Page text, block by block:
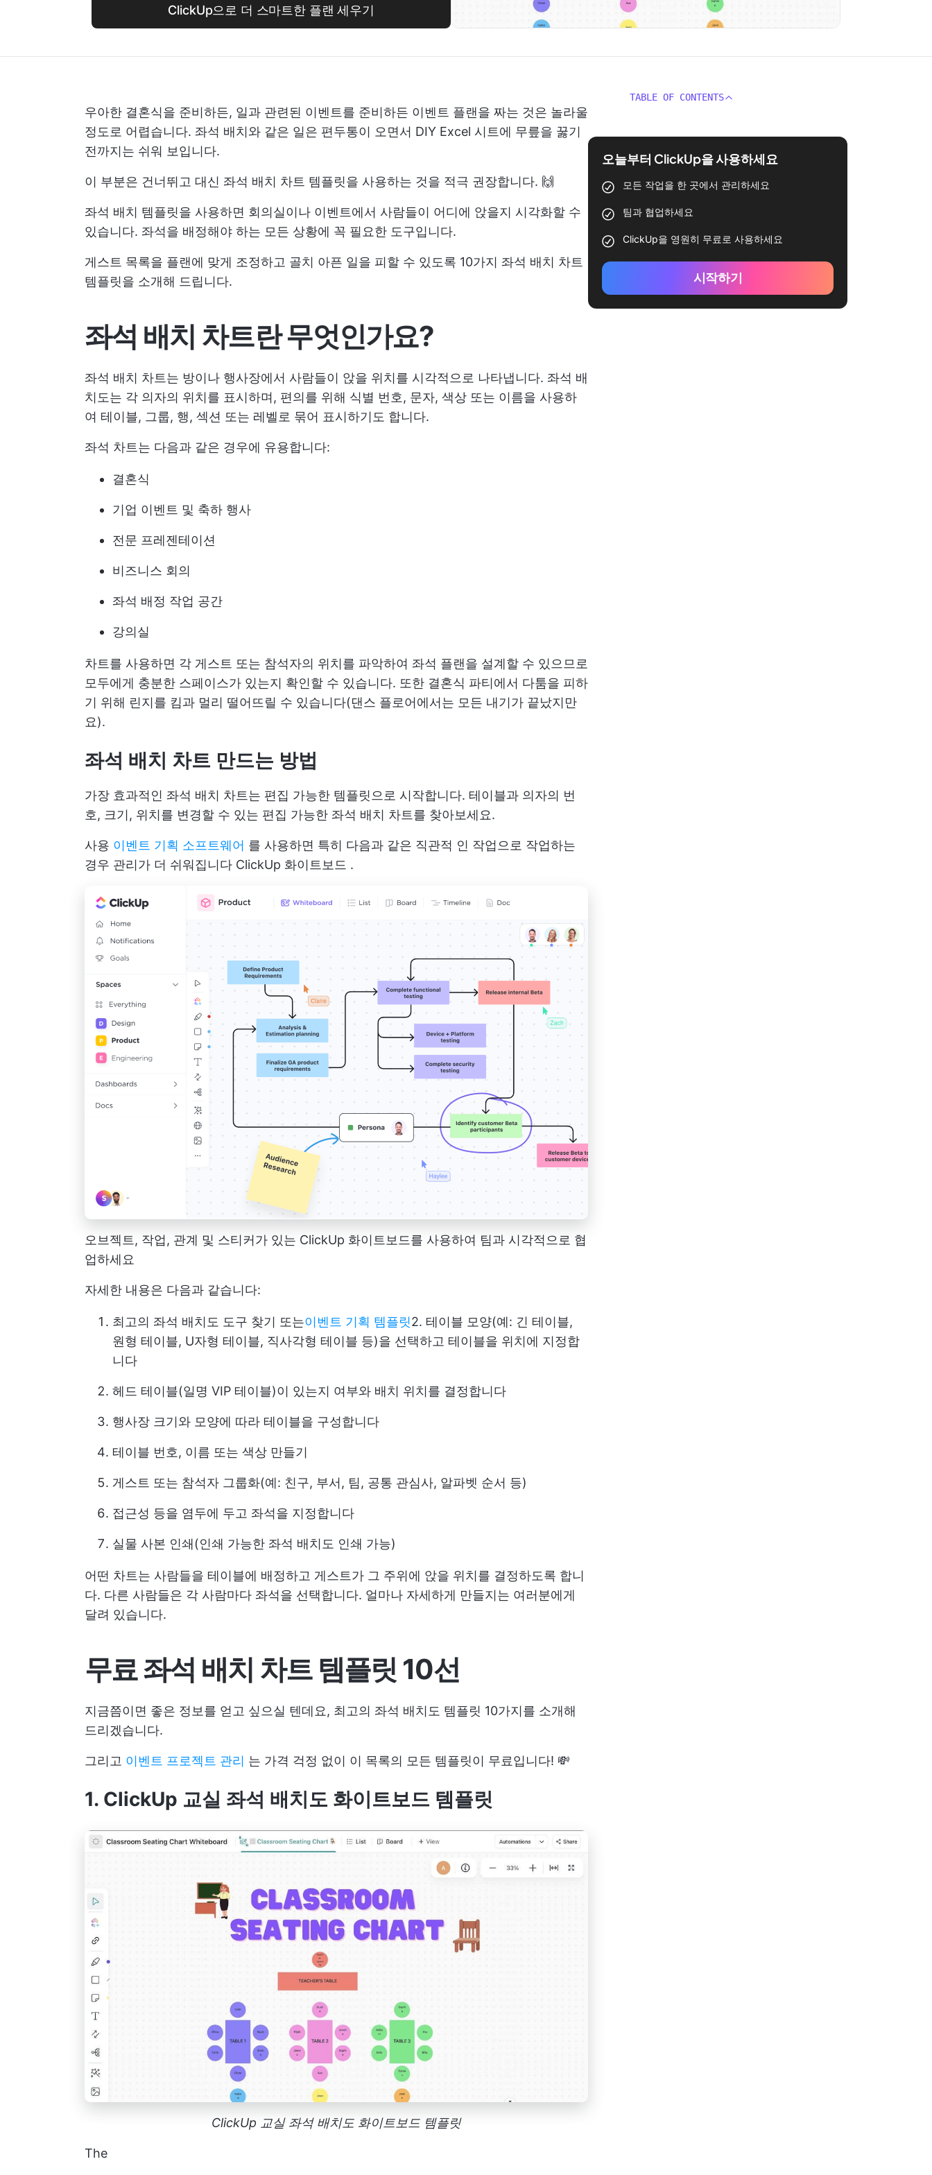
ClickUp으로 더 스마트한 플랜 세우기
우아한 결혼식을 준비하든, 일과 관련된 이벤트를 준비하든 이벤트 플랜을 짜는 것은 놀라울
정도로 어렵습니다. 좌석 배치와 같은 일은 편두통이 오면서 DIY Excel 시트에 무릎을 꿇기
전까지는 쉬워 보입니다.
이 부분은 건너뛰고 대신 좌석 배치 차트 템플릿을 사용하는 것을 적극 권장합니다. 🙌
좌석 배치 템플릿을 사용하면 회의실이나 이벤트에서 사람들이 어디에 앉을지 시각화할 수
있습니다. 좌석을 배정해야 하는 모든 상황에 꼭 필요한 도구입니다.
게스트 목록을 플랜에 맞게 조정하고 골치 아픈 일을 피할 수 있도록 10가지 좌석 배치 차트
템플릿을 소개해 드립니다.
좌석 배치 차트란 무엇인가요?
좌석 배치 차트는 방이나 행사장에서 사람들이 앉을 위치를 시각적으로 나타냅니다. 좌석 배
치도는 각 의자의 위치를 표시하며, 편의를 위해 식별 번호, 문자, 색상 또는 이름을 사용하
여 테이블, 그룹, 행, 섹션 또는 레벨로 묶어 표시하기도 합니다.
좌석 차트는 다음과 같은 경우에 유용합니다:
결혼식
기업 이벤트 및 축하 행사
전문 프레젠테이션
비즈니스 회의
좌석 배정 작업 공간
강의실
차트를 사용하면 각 게스트 또는 참석자의 위치를 파악하여 좌석 플랜을 설계할 수 있으므로
모두에게 충분한 스페이스가 있는지 확인할 수 있습니다. 또한 결혼식 파티에서 다툼을 피하
기 위해 린지를 킴과 멀리 떨어뜨릴 수 있습니다(댄스 플로어에서는 모든 내기가 끝났지만
요).
좌석 배치 차트 만드는 방법
가장 효과적인 좌석 배치 차트는 편집 가능한 템플릿으로 시작합니다. 테이블과 의자의 번
호, 크기, 위치를 변경할 수 있는 편집 가능한 좌석 배치 차트를 찾아보세요.
사용 이벤트 기획 소프트웨어 를 사용하면 특히 다음과 같은 직관적 인 작업으로 작업하는
경우 관리가 더 쉬워집니다 ClickUp 화이트보드 .
오브젝트, 작업, 관계 및 스티커가 있는 ClickUp 화이트보드를 사용하여 팀과 시각적으로 협
업하세요
자세한 내용은 다음과 같습니다:
최고의 좌석 배치도 도구 찾기 또는이벤트 기획 템플릿2. 테이블 모양(예: 긴 테이블,
원형 테이블, U자형 테이블, 직사각형 테이블 등)을 선택하고 테이블을 위치에 지정합
니다
헤드 테이블(일명 VIP 테이블)이 있는지 여부와 배치 위치를 결정합니다
행사장 크기와 모양에 따라 테이블을 구성합니다
테이블 번호, 이름 또는 색상 만들기
게스트 또는 참석자 그룹화(예: 친구, 부서, 팀, 공통 관심사, 알파벳 순서 등)
접근성 등을 염두에 두고 좌석을 지정합니다
실물 사본 인쇄(인쇄 가능한 좌석 배치도 인쇄 가능)
어떤 차트는 사람들을 테이블에 배정하고 게스트가 그 주위에 앉을 위치를 결정하도록 합니
다. 다른 사람들은 각 사람마다 좌석을 선택합니다. 얼마나 자세하게 만들지는 여러분에게
달려 있습니다.
무료 좌석 배치 차트 템플릿 10선
지금쯤이면 좋은 정보를 얻고 싶으실 텐데요, 최고의 좌석 배치도 템플릿 10가지를 소개해
드리겠습니다.
그리고 이벤트 프로젝트 관리 는 가격 걱정 없이 이 목록의 모든 템플릿이 무료입니다! 💸
1. ClickUp 교실 좌석 배치도 화이트보드 템플릿
ClickUp 교실 좌석 배치도 화이트보드 템플릿
The
TABLE OF CONTENTS
오늘부터 ClickUp을 사용하세요
모든 작업을 한 곳에서 관리하세요
팀과 협업하세요
ClickUp을 영원히 무료로 사용하세요
시작하기